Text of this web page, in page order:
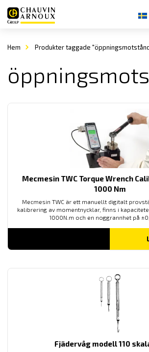
Hem Produkter taggade
Mecmesin TWC Torque Wrench
1000 Nm
Mecmesin TWC är ett manuellt digitalt
kalibrering av momentnycklar, finns i
1000N.m och en noggrannhet på
Fjädervåg modell 110